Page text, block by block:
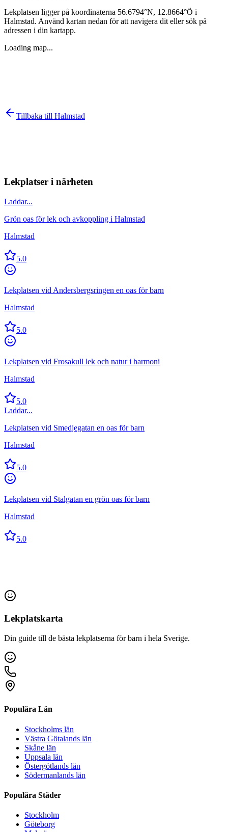
Lekplatsen ligger på koordinaterna 56.6794°N, 12.8664°Ö i
Halmstad. Använd kartan nedan för att navigera dit eller sök på
adressen i din kartapp.
Loading map...
Tillbaka till Halmstad
Lekplatser i närheten
Laddar...
Grön oas för lek och avkoppling i Halmstad
Halmstad
5.0
Lekplatsen vid Andersbergsringen en oas för barn
Halmstad
5.0
Lekplatsen vid Frosakull lek och natur i harmoni
Halmstad
5.0
Laddar...
Lekplatsen vid Smedjegatan en oas för barn
Halmstad
5.0
Lekplatsen vid Stalgatan en grön oas för barn
Halmstad
5.0
Lekplatskarta
Din guide till de bästa lekplatserna för barn i hela Sverige.
Populära Län
Stockholms län
Västra Götalands län
Skåne län
Uppsala län
Östergötlands län
Södermanlands län
Populära Städer
Stockholm
Göteborg